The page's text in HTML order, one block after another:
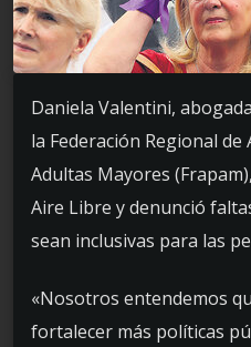
Daniela Valentini,
la Federación Regional de
Adultas Mayores
Aire Libre y denunció
sean inclusivas para las
«Nosotros entendemos
fortalecer más políticas